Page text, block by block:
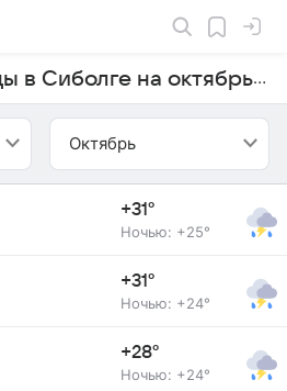
Прогноз погоды в Сиболге на октябрь 2025 года
Октябрь
+31°
Ночью: +25°
+31°
Ночью: +24°
+28°
Ночью: +24°